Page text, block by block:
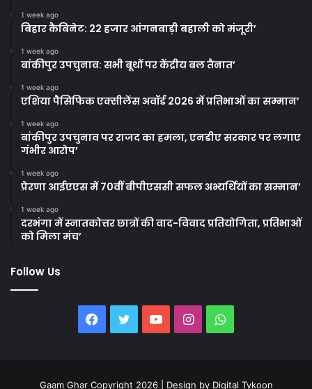
1 week ago
बिहार कैबिनेट: 22 हजार आंगनबाड़ी बहाली को मंजूरी’
1 week ago
बांकीपुर उपचुनाव: सभी बूथों पर केंद्रीय बल तैनात’
1 week ago
एशिया पैसिफिक एक्सीलेंस अवॉर्ड 2026 में प्रतिभाओं का सम्मान’
1 week ago
बांकीपुर उपचुनाव पर राजद का हमला, एनडीए सरकार पर लगाए
गंभीर आरोप’
1 week ago
प्रेरणा आईएएस में 70वीं बीपीएससी सफल अभ्यर्थियों का सम्मान’
1 week ago
दरभंगा में स्नातकोत्तर छात्रों की वाद-विवाद प्रतियोगिता, प्रतिभाओं
को मिला मंच’
Follow Us
Facebook
TwitterYouTubeInstagramWhatsApp
Gaam Ghar Copyright 2026 | Design by Digital Tykoon